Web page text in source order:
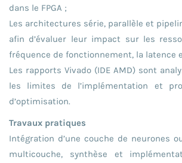
dans le FPGA ;
Les architectures série, parallèle et
afin d’évaluer leur impact sur les
fréquence de fonctionnement, la latence
Les rapports Vivado (IDE AMD) sont
les limites de l’implémentation et
d’optimisation.
Travaux pratiques
Intégration d’une couche de neurones
multicouche, synthèse et